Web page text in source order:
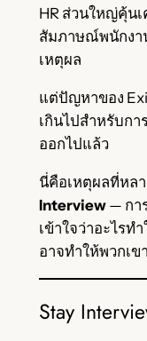
HR ส่วนใหญ่คุ้น
สัมภาษณ์พนักงา
เหตุผล
แต่ปัญหาของ
เกินไปสำหรับก
ออกไปแล้ว
นี่คือเหตุผลที่หล
Interview— กา
เข้าใจว่าอะไรท
อาจทำให้พวกเข
Stay